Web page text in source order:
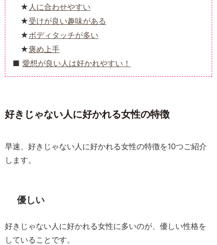
人に合わせやすい
受けが良い趣味がある
ボディタッチが多い
褒め上手
愛想が良い人は好かれやすい！
好きじゃない人に好かれる女性の特徴
早速、好きじゃない人に好かれる女性の特徴を10つご紹介
します。
優しい
好きじゃない人に好かれる女性に多いのが、優しい性格を
していることです。